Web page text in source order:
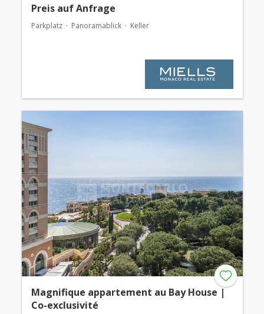
Preis auf Anfrage
Parkplatz Panoramablick Keller
Magnifique appartement au Bay House |
Co-exclusivité